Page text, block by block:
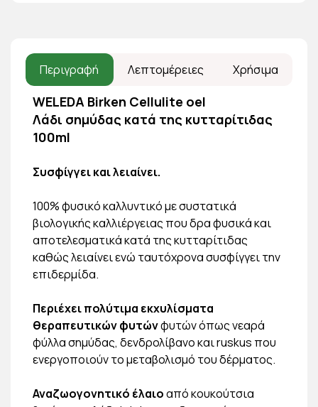
Περιγραφή Λεπτομέρειες Χρήσιμα
WELEDA Birken Cellulite oel
Λάδι σημύδας κατά της κυτταρίτιδας
100ml
Συσφίγγει και λειαίνει.
100% φυσικό καλλυντικό με συστατικά
βιολογικής καλλιέργειας που δρα φυσικά και
αποτελεσματικά κατά της κυτταρίτιδας
καθώς λειαίνει ενώ ταυτόχρονα συσφίγγει την
επιδερμίδα.
Περιέχει πολύτιμα εκχυλίσματα
θεραπευτικών φυτώνφυτών όπως νεαρά
φύλλα σημύδας, δενδρολίβανο και ruskus που
ενεργοποιούν το μεταβολισμό του δέρματος.
Αναζωογονητικό έλαιοαπό κουκούτσια